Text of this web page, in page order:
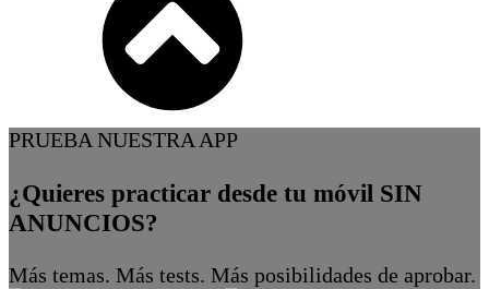
PRUEBA NUESTRA APP
¿Quieres practicar desde tu móvil SIN
ANUNCIOS?
Más temas. Más tests. Más posibilidades de aprobar.